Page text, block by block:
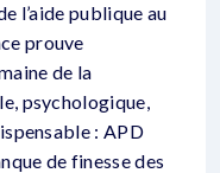
l’aide publique au
prouve
de la
psychologique,
: APD
de finesse des